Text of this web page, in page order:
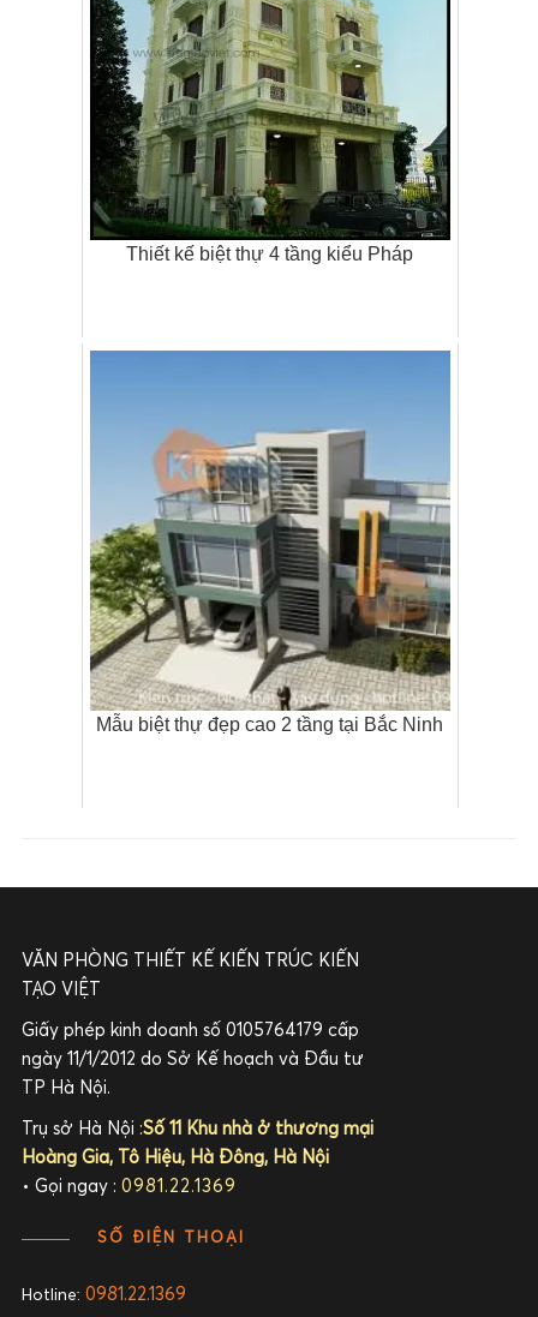
Thiết kế biệt thự 4 tầng kiểu Pháp
Mẫu biệt thự đẹp cao 2 tầng tại Bắc Ninh
VĂN PHÒNG THIẾT KẾ KIẾN TRÚC KIẾN
TẠO VIỆT
Giấy phép kinh doanh số 0105764179 cấp
ngày 11/1/2012 do Sở Kế hoạch và Đầu tư
TP Hà Nội.
Trụ sở Hà Nội :Số 11 Khu nhà ở thương mại
Hoàng Gia, Tô Hiệu, Hà Đông, Hà Nội
• Gọi ngay : 0981.22.1369
SỐ ĐIỆN THOẠI
Hotline: 0981.22.1369